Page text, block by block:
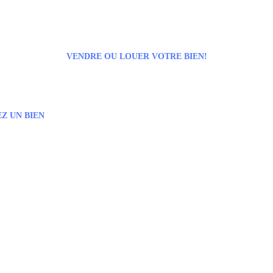
VENDRE OU LOUER VOTRE BIEN!
UN BIEN